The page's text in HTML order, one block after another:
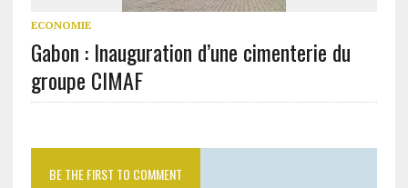
ECONOMIE
Gabon : Inauguration d’une cimenterie du
groupe CIMAF
BE THE FIRST TO COMMENT